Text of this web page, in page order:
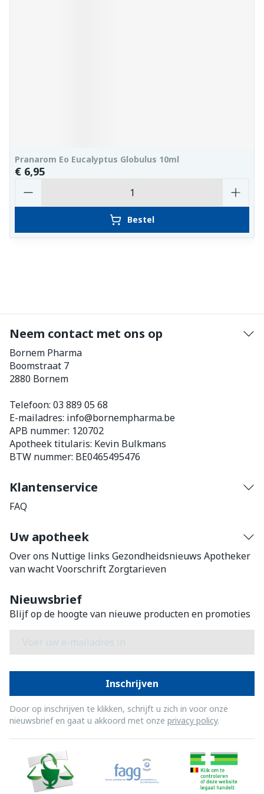
Pranarom Eo Eucalyptus Globulus 10ml
€ 6,95
Bestel
Neem contact met ons op
Bornem Pharma
Boomstraat 7
2880 Bornem
Telefoon: 03 889 05 68
E-mailadres: info@bornempharma.be
APB nummer: 120702
Apotheek titularis: Kevin Bulkmans
BTW nummer: BE0465495476
Klantenservice
FAQ
Uw apotheek
Over ons Nuttige links Gezondheidsnieuws Apotheker
van wachtVoorschrift Zorgtarieven
Nieuwsbrief
Blijf op de hoogte van nieuwe producten en promoties
Inschrijven
Door op inschrijven te klikken, schrijft u zich in voor onze
nieuwsbrief en gaat u akkoord met onze privacy policy.